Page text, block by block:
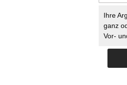
Ihre
ganz
Vor-